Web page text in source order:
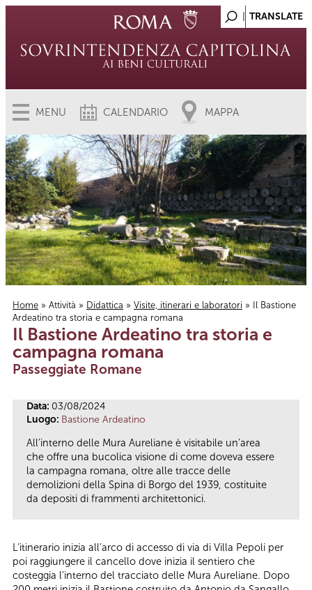
MENU CALENDARIO MAPPA
Tu sei qui
Home » Attività » Didattica » Visite, itinerari e laboratori » Il Bastione
Ardeatino tra storia e campagna romana
Il Bastione Ardeatino tra storia e
campagna romana
Passeggiate Romane
Data: 03/08/2024
Luogo: Bastione Ardeatino
All’interno delle Mura Aureliane è visitabile un’area
che offre una bucolica visione di come doveva essere
la campagna romana, oltre alle tracce delle
demolizioni della Spina di Borgo del 1939, costituite
da depositi di frammenti architettonici.
L’itinerario inizia all’arco di accesso di via di Villa Pepoli per
poi raggiungere il cancello dove inizia il sentiero che
costeggia l’interno del tracciato delle Mura Aureliane. Dopo